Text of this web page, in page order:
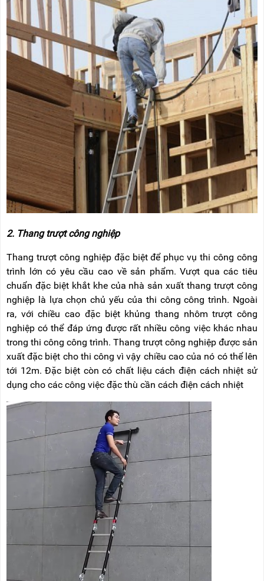
2. Thang trượt công nghiệp
Thang trượt công nghiệp đặc biệt để phục vụ thi công công
trình lớn có yêu cầu cao về sản phẩm. Vượt qua các tiêu
chuẩn đặc biệt khắt khe của nhà sản xuất thang trượt công
nghiệp là lựa chọn chủ yếu của thi công công trình. Ngoài
ra, với chiều cao đặc biệt khủng thang nhôm trượt công
nghiệp có thể đáp ứng được rất nhiều công việc khác nhau
trong thi công công trình. Thang trượt công nghiệp được sản
xuất đặc biệt cho thi công vì vậy chiều cao của nó có thể lên
tới 12m. Đặc biệt còn có chất liệu cách điện cách nhiệt sử
dụng cho các công việc đặc thù cần cách điện cách nhiệt